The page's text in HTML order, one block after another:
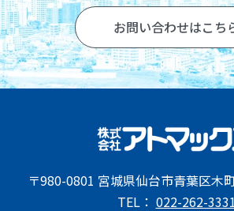
お問い合わせはこち
〒980-0801 宮城県仙台市青葉区木
TEL： 022-262-3331